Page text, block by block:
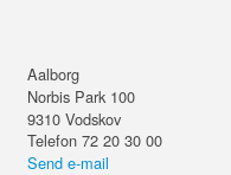
Aalborg
Norbis Park 100
9310 Vodskov
Telefon 72 20 30 00
Send e-mail